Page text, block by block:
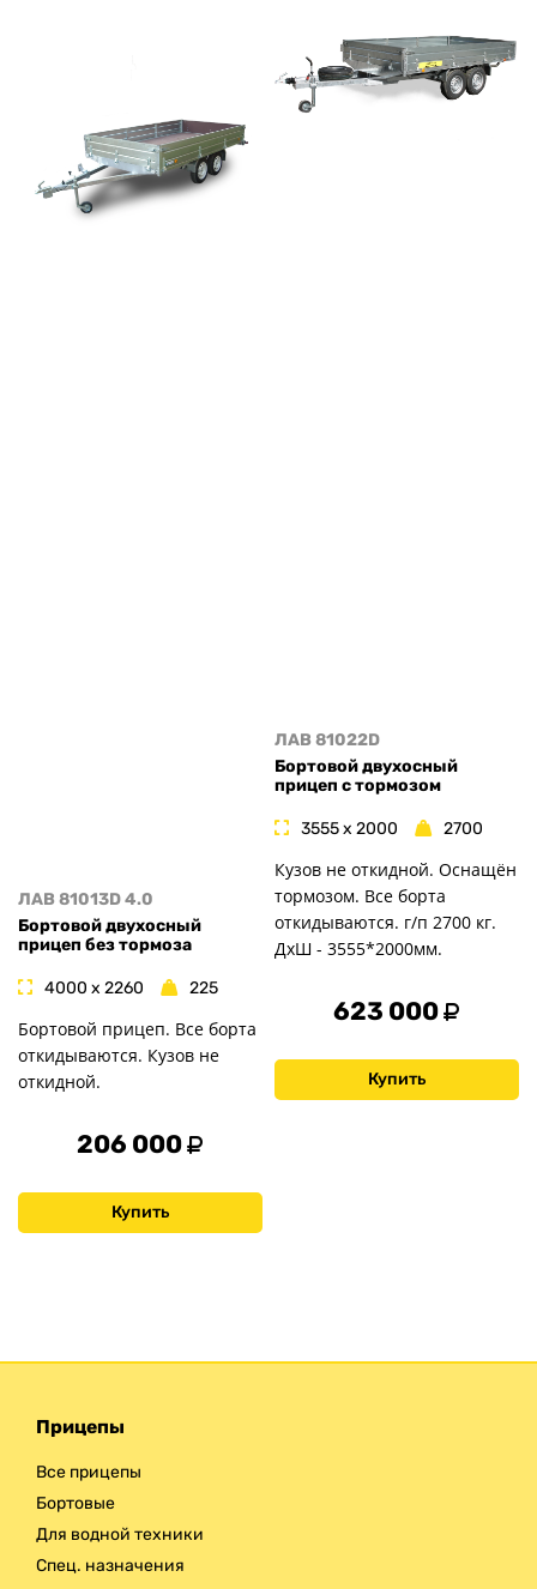
ЛАВ 81013D 4.0
Бортовой двухосный
прицеп без тормоза
4000 x 2260 225
Бортовой прицеп. Все борта
откидываются. Кузов не
откидной.
206 000
Купить
ЛАВ 81022D
Бортовой двухосный
прицеп с тормозом
3555 x 2000 2700
Кузов не откидной. Оснащён
тормозом. Все борта
откидываются. г/п 2700 кг.
ДxШ - 3555*2000мм.
623 000
Купить
Прицепы
Все прицепы
Бортовые
Для водной техники
Спец. назначения